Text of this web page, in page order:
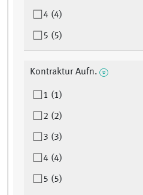
4 (4)
5 (5)
Kontraktur Aufn.
1 (1)
2 (2)
3 (3)
4 (4)
5 (5)